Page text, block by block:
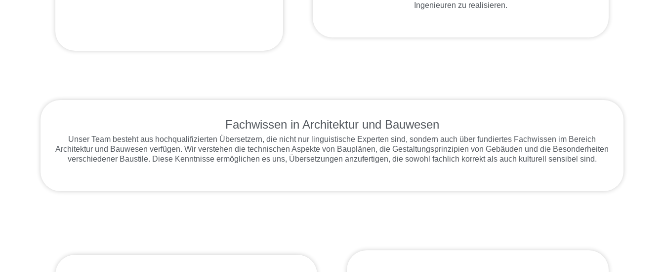
Ingenieuren zu realisieren.
Fachwissen in Architektur und Bauwesen
Unser Team besteht aus hochqualifizierten Übersetzern, die nicht nur linguistische Experten sind, sondern auch über fundiertes Fachwissen im Bereich
Architektur und Bauwesen verfügen. Wir verstehen die technischen Aspekte von Bauplänen, die Gestaltungsprinzipien von Gebäuden und die Besonderheiten
verschiedener Baustile. Diese Kenntnisse ermöglichen es uns, Übersetzungen anzufertigen, die sowohl fachlich korrekt als auch kulturell sensibel sind.